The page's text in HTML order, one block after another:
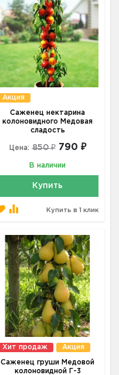
Акция
Саженец нектарина
колоновидного Медовая
сладость
Цена: 850 ₽ 790 ₽
В наличии
Купить
Купить в 1 клик
Хит продаж Акция
Саженец груши Медовой
колоновидной Г-3